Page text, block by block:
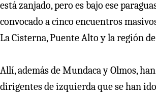
está zanjado, pero es bajo ese
convocado a cinco encuentros
La Cisterna, Puente Alto y la región
Allí, además de Mundaca y Olmos,
dirigentes de izquierda que se han